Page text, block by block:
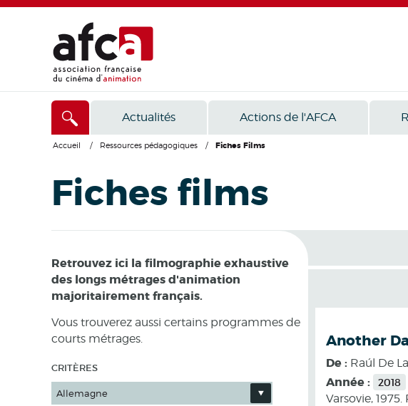
Actualités Actions de l'AFCA
Accueil / Ressources pédagogiques / Fiches Films
Fiches films
Retrouvez ici la filmographie exhaustive
des longs métrages d'animation
majoritairement français.
Vous trouverez aussi certains programmes de
courts métrages.
CRITÈRES
Allemagne
Another
De : Raúl De
Année : 2018
Varsovie,